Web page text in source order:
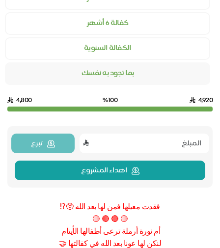
كفالة 6 أشهر
الكفالة السنوية
بما تجود به نفسك
%100
4,800
تبرع
اهداء المشروع
فقدت معيلها فمن لها بعد الله 🥺⁉️
🔴 🔴 🔴 🔴
أم نورة أرملة ترعى أطفالها الأيتام
لنكن لها عونا بعد الله في كفالتها 🤝